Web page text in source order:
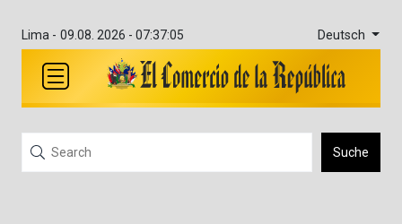
Lima - 09.08. 2026 - 07:37:05 Deutsch
Suche